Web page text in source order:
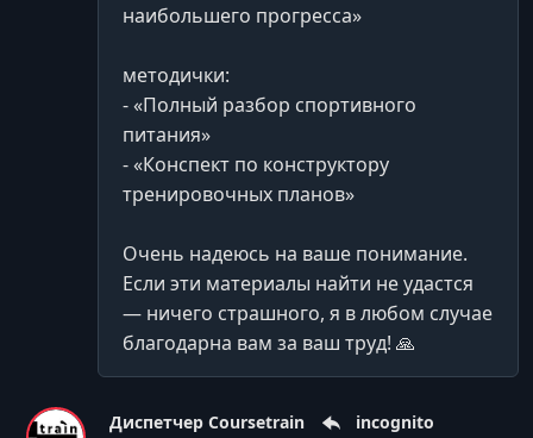
4.3 Тяга штанги в наклоне
наибольшего прогресса»
методички:
- «Полный разбор спортивного
питания»
- «Конспект по конструктору
тренировочных планов»
Очень надеюсь на ваше понимание.
Если эти материалы найти не удастся
— ничего страшного, я в любом случае
благодарна вам за ваш труд! 🙏
Диспетчер Coursetrain incognito